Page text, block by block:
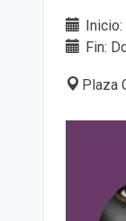
Fin:
Plaza